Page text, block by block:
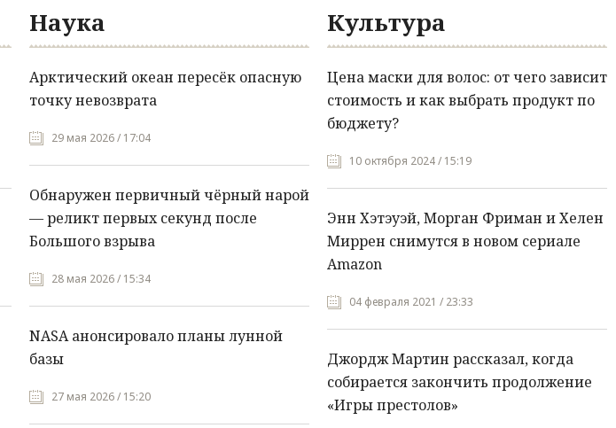
Наука
Арктический океан пересёк опасную
точку невозврата
29 мая 2026 / 17:04
Обнаружен первичный чёрный нарой
— реликт первых секунд после
Большого взрыва
28 мая 2026 / 15:34
NASA анонсировало планы лунной
базы
27 мая 2026 / 15:20
Культура
Цена маски для волос: от чего зависит
стоимость и как выбрать продукт по
бюджету?
10 октября 2024 / 15:19
Энн Хэтэуэй, Морган Фриман и Хелен
Миррен снимутся в новом сериале
Amazon
04 февраля 2021 / 23:33
Джордж Мартин рассказал, когда
собирается закончить продолжение
«Игры престолов»